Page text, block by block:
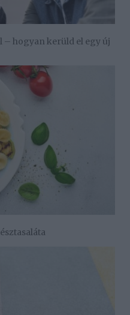
– hogyan kerüld el egy új